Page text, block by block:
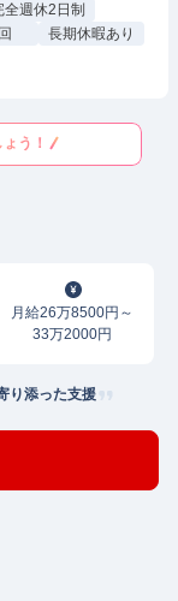
全週休2日制
長期休暇あり
う！
月給26万8500円～
33万2000円
り添った支援